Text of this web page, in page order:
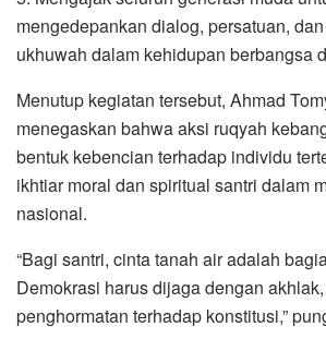
mengedepankan dialog, persatuan,
ukhuwah dalam kehidupan berbangsa
Menutup kegiatan tersebut, Ahmad
menegaskan bahwa aksi ruqyah
bentuk kebencian terhadap individu
ikhtiar moral dan spiritual santri dalam
nasional.
“Bagi santri, cinta tanah air adalah
Demokrasi harus dijaga dengan
penghormatan terhadap konstitusi,”